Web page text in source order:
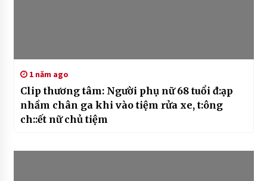
1 năm ago
Clip thương tâm: Người phụ nữ 68 tuổi đ:ạp
nhầm chân ga khi vào tiệm rửa xe, t:ông
ch::ết nữ chủ tiệm